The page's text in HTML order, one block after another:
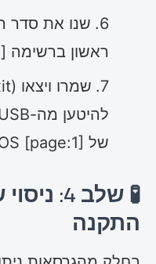
ראשון ברשימה [page:1]
של FydeOS [page:1]
התקנה